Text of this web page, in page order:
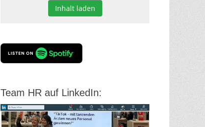
Inhalt laden
Team HR auf LinkedIn: